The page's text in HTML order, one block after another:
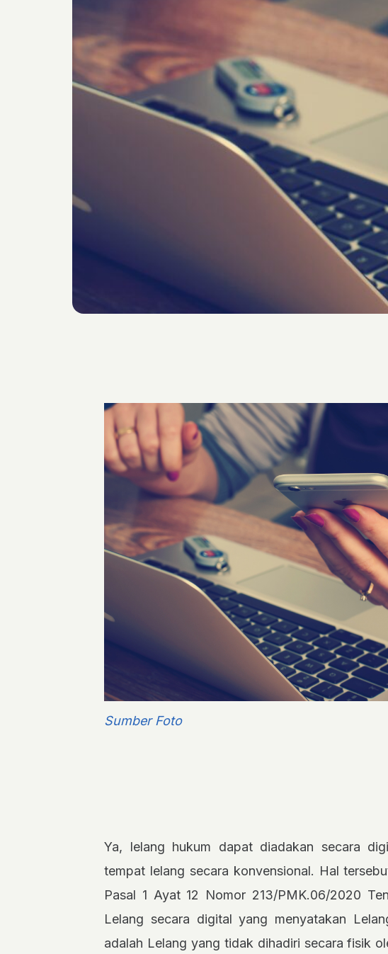
Sumber Foto
Ya, lelang hukum dapat diadakan secara
tempat lelang secara konvensional. Hal
Pasal 1 Ayat 12 Nomor 213/PMK.06/2020
Lelang secara digital yang menyatakan
adalah Lelang yang tidak dihadiri secara fisik